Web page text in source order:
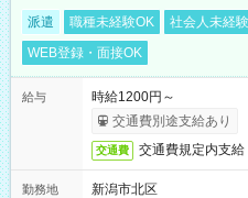
派遣 職種未経験OK 社会人未経
WEB登録・面接OK
給与
時給1200円～
交通費別途支給あり
交通費 交通費規定内支給
勤務地
新潟市北区